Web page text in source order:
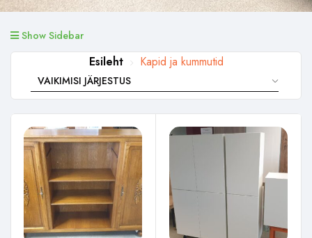
Show Sidebar
Esileht Kapid ja kummutid